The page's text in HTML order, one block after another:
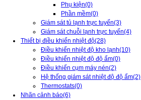
Phụ kiện(0)
Phần mềm(0)
Giám sát tủ lạnh trực tuyến(3)
Giám sát chuỗi lạnh trực tuyến(4)
Thiết bị điều khiển nhiệt độ(28)
Điều khiển nhiệt độ kho lạnh(10)
Điều khiển nhiệt độ độ ẩm(0)
Điều khiển cụm máy nén(2)
Hệ thống giám sát nhiệt độ độ ẩm(2)
Thermostats(0)
Nhãn cảnh báo(6)